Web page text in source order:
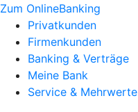
Zum OnlineBanking
Privatkunden
Firmenkunden
Banking & Verträge
Meine Bank
Service & Mehrwerte